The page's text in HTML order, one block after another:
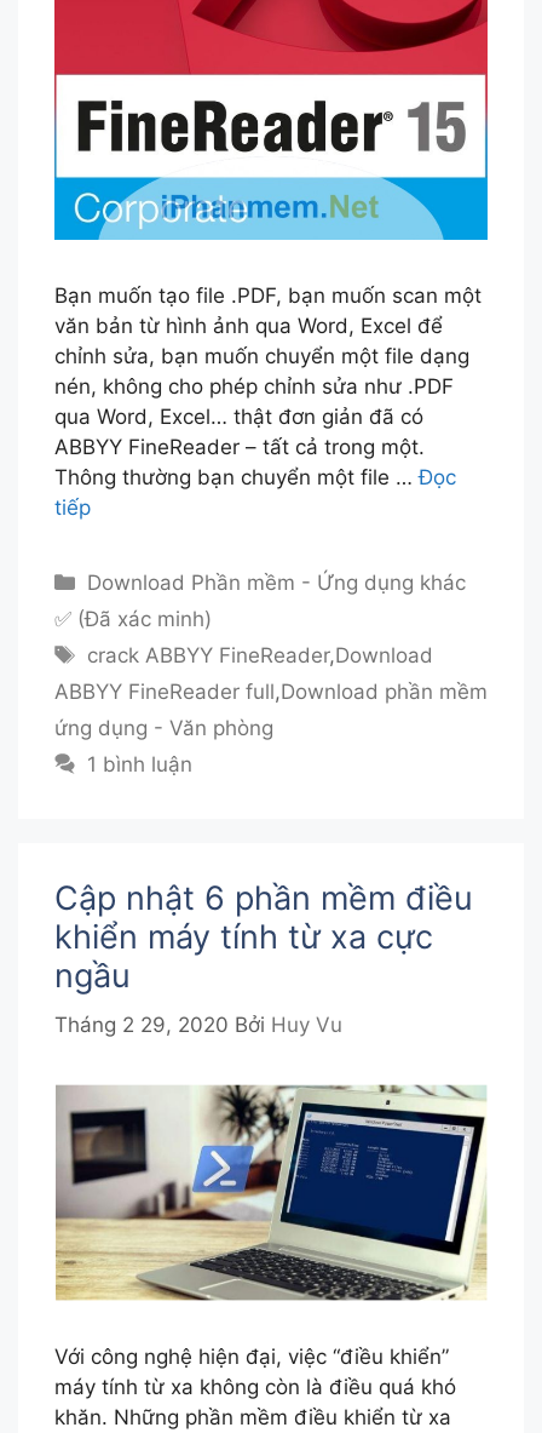
Bạn muốn tạo file .PDF, bạn muốn scan một
văn bản từ hình ảnh qua Word, Excel để
chỉnh sửa, bạn muốn chuyển một file dạng
nén, không cho phép chỉnh sửa như .PDF
qua Word, Excel… thật đơn giản đã có
ABBYY FineReader – tất cả trong một.
Thông thường bạn chuyển một file …Đọc
tiếp
Danh
mục
Download Phần mềm - Ứng dụng khác
✅ (Đã xác minh)
Thẻ
crack ABBYY FineReader,Download
ABBYY FineReader full,Download phần mềm
ứng dụng - Văn phòng
1 bình luận
Cập nhật 6 phần mềm điều
khiển máy tính từ xa cực
ngầu
Tháng 2 29, 2020 Bởi Huy Vu
Với công nghệ hiện đại, việc “điều khiển”
máy tính từ xa không còn là điều quá khó
khăn. Những phần mềm điều khiển từ xa